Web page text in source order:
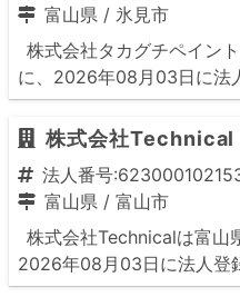
富山県 / 氷見市
株式会社タカグチペイン
に、2026年08月03日に法
株式会社Technical
法人番号
富山県 / 富山市
株式会社Technicalは富山
2026年08月03日に法人登